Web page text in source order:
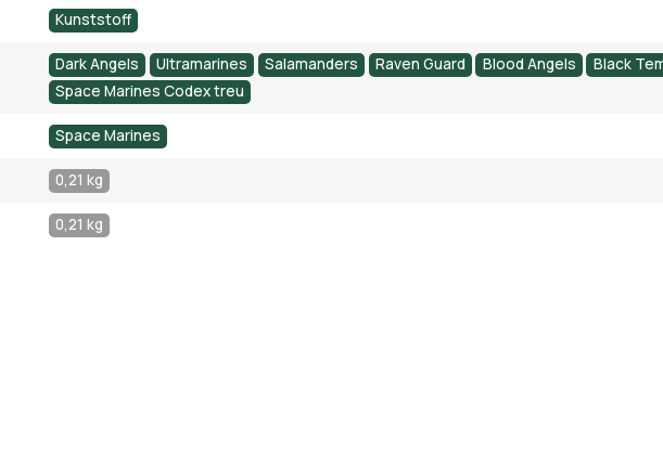
Kunststoff
Dark Angels Ultramarines Salamanders Raven Guard Blood Angels Black
Space Marines Codex treu
Space Marines
0,21 kg
0,21 kg